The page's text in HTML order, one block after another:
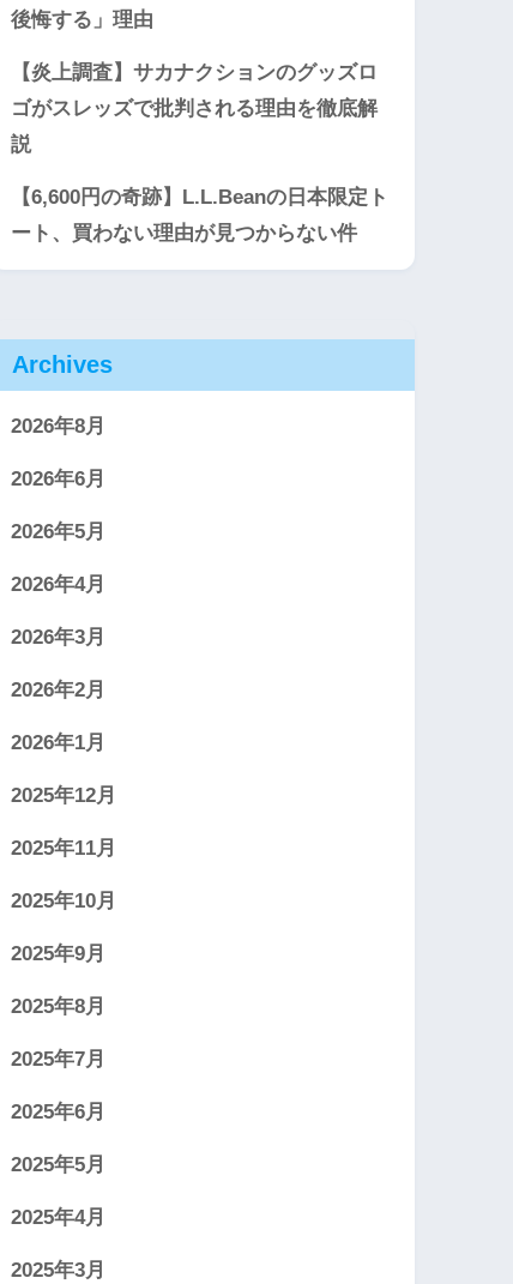
後悔する」理由
【炎上調査】サカナクションのグッズロ
ゴがスレッズで批判される理由を徹底解
説
【6,600円の奇跡】L.L.Beanの日本限定ト
ート、買わない理由が見つからない件
Archives
2026年8月
2026年6月
2026年5月
2026年4月
2026年3月
2026年2月
2026年1月
2025年12月
2025年11月
2025年10月
2025年9月
2025年8月
2025年7月
2025年6月
2025年5月
2025年4月
2025年3月